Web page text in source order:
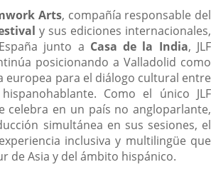
Arts, compañía responsable del
y sus ediciones internacionales,
junto a Casa de la India, JLF
posicionando a Valladolid como
europea para el diálogo cultural entre
Como el único JLF
celebra en un país no angloparlante,
simultánea en sus sesiones, el
inclusiva y multilingüe que
de Asia y del ámbito hispánico.